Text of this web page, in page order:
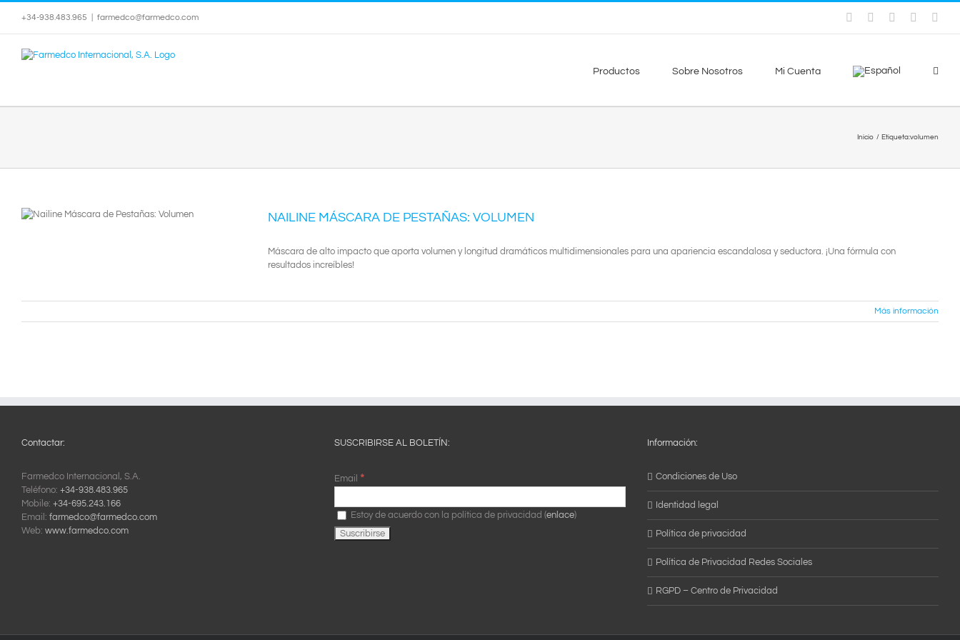
contenido
+34-938.483.965 farmedco@farmedco.com InstagramFacebook YouTube
Productos Sobre Nosotros Mi Cuenta
Inicio Etiqueta:volumen
NAILINE MÁSCARA DE PESTAÑAS: VOLUMEN
Máscara de alto impacto que aporta volumen y longitud dramáticos multidimensionales para una apariencia escandalosa y seductora. ¡Una fórmula con
resultados increíbles!
Más información
Contactar:
Farmedco Internacional, S.A.
Teléfono: +34-938.483.965
Mobile: +34-695.243.166
Email: farmedco@farmedco.com
Web: www.farmedco.com
SUSCRIBIRSE AL BOLETÍN:
Email *
Estoy de acuerdo con la política de privacidad (enlace)
Información:
Condiciones de Uso
Identidad legal
Política de privacidad
Política de Privacidad Redes Sociales
RGPD – Centro de Privacidad